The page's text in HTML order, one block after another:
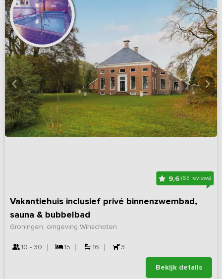
9,6 (65 reviews)
Vakantiehuis inclusief privé binnenzwembad,
sauna & bubbelbad
Groningen, omgeving Winschoten
10 - 30 15 16 3
Bekijk details